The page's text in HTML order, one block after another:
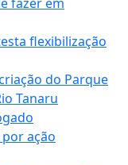
flexibilização
do Parque
Tanaru
ação